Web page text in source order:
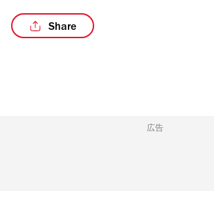
Share
広告